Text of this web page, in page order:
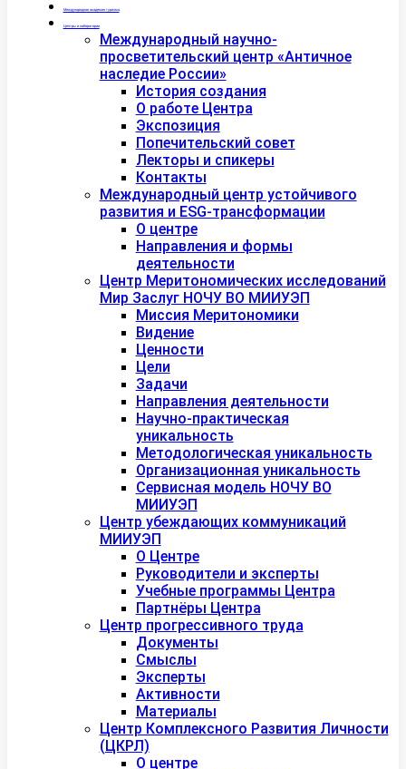
Международная академия туризма
Центры и лаборатории
Международный научно-
просветительский центр «Античное
наследие России»
История создания
О работе Центра
Экспозиция
Попечительский совет
Лекторы и спикеры
Контакты
Международный центр устойчивого
развития и ESG-трансформации
О центре
Направления и формы
деятельности
Центр Меритономических исследований
Мир Заслуг НОЧУ ВО МИИУЭП
Миссия Меритономики
Видение
Ценности
Цели
Задачи
Направления деятельности
Научно-практическая
уникальность
Методологическая уникальность
Организационная уникальность
Сервисная модель НОЧУ ВО
МИИУЭП
Центр убеждающих коммуникаций
МИИУЭП
О Центре
Руководители и эксперты
Учебные программы Центра
Партнёры Центра
Центр прогрессивного труда
Документы
Смыслы
Эксперты
Активности
Материалы
Центр Комплексного Развития Личности
(ЦКРЛ)
О центре